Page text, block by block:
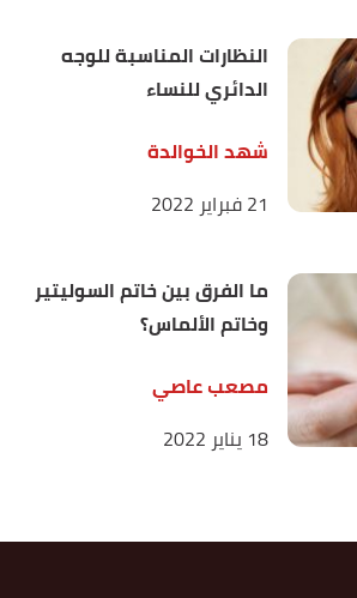
النظارات المناسبة للوجه
الدائري للنساء
شهد الخوالدة
21 فبراير 2022
ما الفرق بين خاتم السوليتير
وخاتم الألماس؟
مصعب عاصي
18 يناير 2022